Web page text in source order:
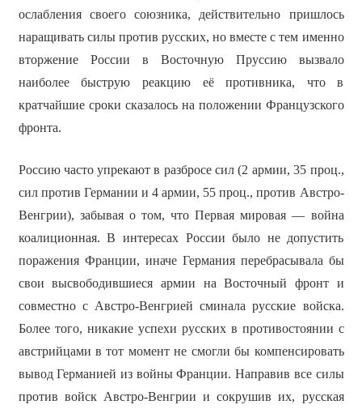
ослабления своего союзника, действительно пришлось
наращивать силы против русских, но вместе с тем именно
вторжение России в Восточную Пруссию вызвало
наиболее быструю реакцию её противника, что в
кратчайшие сроки сказалось на положении Французского
фронта.
Россию часто упрекают в разбросе сил (2 армии, 35 проц.,
сил против Германии и 4 армии, 55 проц., против Австро-
Венгрии), забывая о том, что Первая мировая — война
коалиционная. В интересах России было не допустить
поражения Франции, иначе Германия перебрасывала бы
свои высвободившиеся армии на Восточный фронт и
совместно с Австро-Венгрией сминала русские войска.
Более того, никакие успехи русских в противостоянии с
австрийцами в тот момент не смогли бы компенсировать
вывод Германией из войны Франции. Направив все силы
против войск Австро-Венгрии и сокрушив их, русская